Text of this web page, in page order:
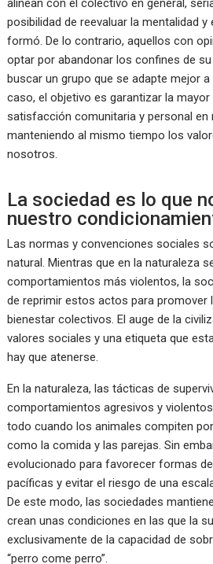
alinean con el colectivo en general,
posibilidad de reevaluar la mentalidad
formó. De lo contrario, aquellos con
optar por abandonar los confines de
buscar un grupo que se adapte mejor
caso, el objetivo es garantizar la
satisfacción comunitaria y personal en
manteniendo al mismo tiempo los
nosotros.
La sociedad es lo que
nuestro
Las normas y convenciones sociales
natural. Mientras que en la naturaleza
comportamientos más violentos, la
de reprimir estos actos para promover
bienestar colectivos. El auge de la
valores sociales y una etiqueta que
hay que atenerse.
En la naturaleza, las tácticas de
comportamientos agresivos y
todo cuando los animales compiten
como la comida y las parejas. Sin
evolucionado para favorecer formas
pacíficas y evitar el riesgo de una
De este modo, las sociedades
crean unas condiciones en las que la
exclusivamente de la capacidad de
“perro come perro”.